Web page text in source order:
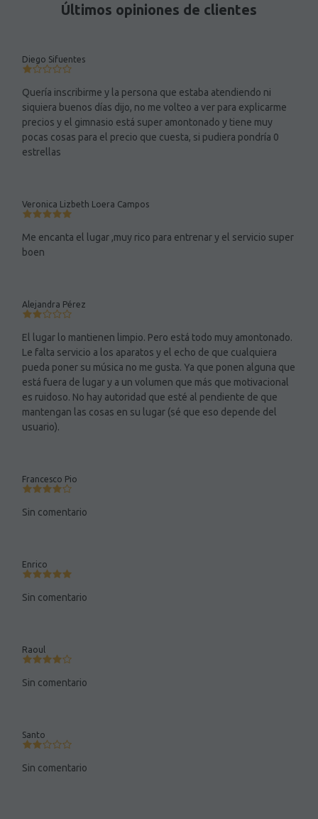
Últimos opiniones de clientes
Diego Sifuentes
Quería inscribirme y la persona que estaba atendiendo ni
siquiera buenos días dijo, no me volteo a ver para explicarme
precios y el gimnasio está super amontonado y tiene muy
pocas cosas para el precio que cuesta, si pudiera pondría 0
estrellas
Veronica Lizbeth Loera Campos
Me encanta el lugar ,muy rico para entrenar y el servicio super
boen
Alejandra Pérez
El lugar lo mantienen limpio. Pero está todo muy amontonado.
Le falta servicio a los aparatos y el echo de que cualquiera
pueda poner su música no me gusta. Ya que ponen alguna que
está fuera de lugar y a un volumen que más que motivacional
es ruidoso. No hay autoridad que esté al pendiente de que
mantengan las cosas en su lugar (sé que eso depende del
usuario).
Francesco Pio
Sin comentario
Enrico
Sin comentario
Raoul
Sin comentario
Santo
Sin comentario